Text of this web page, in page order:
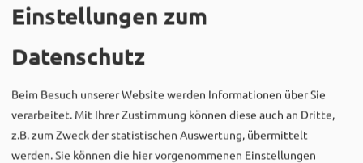
Einstellungen zum
Datenschutz
Beim Besuch unserer Website werden Informationen über Sie
verarbeitet. Mit Ihrer Zustimmung können diese auch an Dritte,
z.B. zum Zweck der statistischen Auswertung, übermittelt
werden. Sie können die hier vorgenommenen Einstellungen